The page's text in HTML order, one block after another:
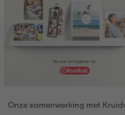
Onze samenwerking met